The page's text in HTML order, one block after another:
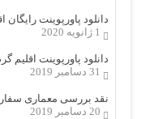
دانلود پاورپوینت
1 ژانویه 2020
دانلود پاورپوینت
31 دسامبر 2019
نقد بررسی معماری
20 دسامبر 2019